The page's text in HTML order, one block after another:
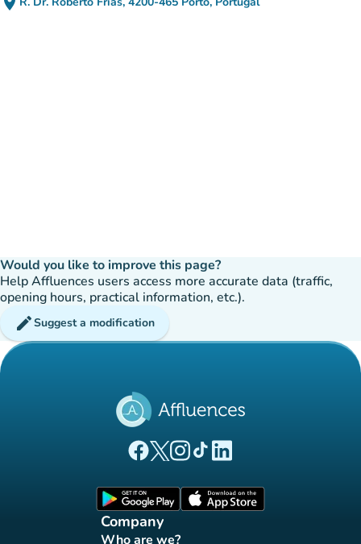
(open in Google Maps)
(new tab)
Would you like to improve this page?
Help Affluences users access more accurate data (traffic,
opening hours, practical information, etc.).
editSuggest a modification
(new tab)
(new tab)
(new tab)(new tab)
(new tab)
Company
Who are we?